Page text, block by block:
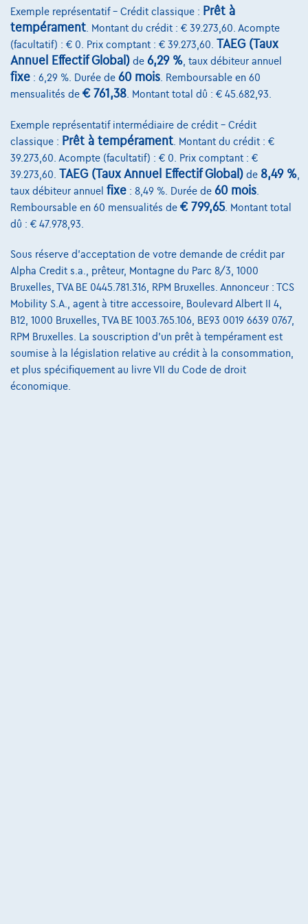
Volkswagen Golf
R-Line | 1.5 TSI 150cv | Carplay | Caméra | GPS | Led Matrix
€27.490
Dès€536,11/mois et une dernière mensualité de
€7.408,61
Découvrez l’exemple chiffré complet
Autosphere Center Liège
Exemple représentatif – Crédit classique : Prêt à
tempérament . Montant du crédit : € 39.273,60. Acompte
(facultatif) : € 0. Prix comptant : € 39.273,60. TAEG (Taux
Annuel Effectif Global) de 6,29 % , taux débiteur annuel
fixe : 6,29 %. Durée de 60 mois . Remboursable en 60
mensualités de € 761,38 . Montant total dû : € 45.682,93.
Exemple représentatif intermédiaire de crédit – Crédit
classique : Prêt à tempérament . Montant du crédit : €
39.273,60. Acompte (facultatif) : € 0. Prix comptant : €
39.273,60. TAEG (Taux Annuel Effectif Global) de 8,49 %
taux débiteur annuel fixe : 8,49 %. Durée de 60 mois
Remboursable en 60 mensualités de € 799,65. Montant total
dû : € 47.978,93.
Sous réserve d'acceptation de votre demande de crédit par
Alpha Credit s.a., prêteur, Montagne du Parc 8/3, 1000
Bruxelles, TVA BE 0445.781.316, RPM Bruxelles. Annonceur : TCS
Mobility S.A., agent à titre accessoire, Boulevard Albert II 4,
B12, 1000 Bruxelles, TVA BE 1003.765.106, BE93 0019 6639 0767,
RPM Bruxelles. La souscription d'un prêt à tempérament est
soumise à la législation relative au crédit à la consommation,
et plus spécifiquement au livre VII du Code de droit
économique.